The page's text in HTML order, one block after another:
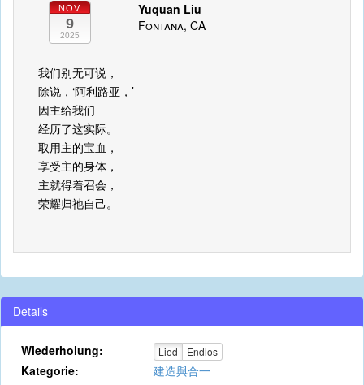
NOV
9
2025
Yuquan Liu
Fontana, CA
我们别无可说，
除说，‘阿利路亚，’
因主给我们
经历了这实际。
取用主的宝血，
享受主的身体，
主就得着召会，
荣耀归祂自己。
Details
Wiederholung: Lied Endlos
Kategorie:
建造與合一